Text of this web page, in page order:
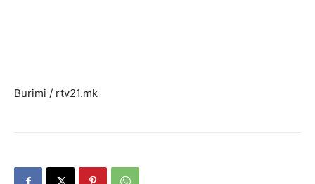
Burimi / rtv21.mk